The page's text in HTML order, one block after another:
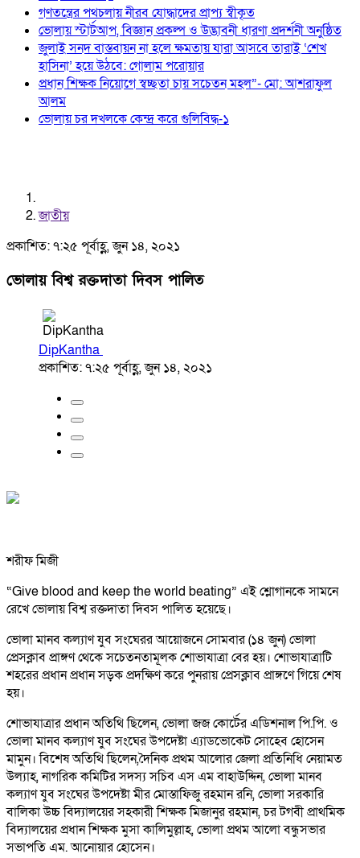
গণতন্ত্রের পথচলায় নীরব যোদ্ধাদের প্রাপ্য স্বীকৃত
ভোলায় স্টার্টআপ, বিজ্ঞান প্রকল্প ও উদ্ভাবনী ধারণা প্রদর্শনী অনুষ্ঠিত
জুলাই সনদ বাস্তবায়ন না হলে ক্ষমতায় যারা আসবে তারাই ‘শেখ
হাসিনা’ হয়ে উঠবে: গোলাম পরোয়ার
প্রধান শিক্ষক নিয়োগে স্বচ্ছতা চায় সচেতন মহল”- মো: আশরাফুল
আলম
ভোলায় চর দখলকে কেন্দ্র করে গুলিবিদ্ধ-১
জাতীয়
প্রকাশিত: ৭:২৫ পূর্বাহ্ণ, জুন ১৪, ২০২১
ভোলায় বিশ্ব রক্তদাতা দিবস পালিত
DipKantha
প্রকাশিত: ৭:২৫ পূর্বাহ্ণ, জুন ১৪, ২০২১
শরীফ মিজী
“Give blood and keep the world beating” এই শ্লোগানকে সামনে
রেখে ভোলায় বিশ্ব রক্তদাতা দিবস পালিত হয়েছে।
ভোলা মানব কল্যাণ যুব সংঘেরর আয়োজনে সোমবার (১৪ জুন) ভোলা
প্রেসক্লাব প্রাঙ্গণ থেকে সচেতনতামূলক শোভাযাত্রা বের হয়। শোভাযাত্রাটি
শহরের প্রধান প্রধান সড়ক প্রদক্ষিণ করে পুনরায় প্রেসক্লাব প্রাঙ্গণে গিয়ে শেষ
হয়।
শোভাযাত্রার প্রধান অতিথি ছিলেন, ভোলা জজ কোর্টের এডিশনাল পি.পি. ও
ভোলা মানব কল্যাণ যুব সংঘের উপদেষ্টা এ্যাডভোকেট সোহেব হোসেন
মামুন। বিশেষ অতিথি ছিলেন,দৈনিক প্রথম আলোর জেলা প্রতিনিধি নেয়ামত
উল্যাহ, নাগরিক কমিটির সদস্য সচিব এস এম বাহাউদ্দিন, ভোলা মানব
কল্যাণ যুব সংঘের উপদেষ্টা মীর মোস্তাফিজু রহমান রনি, ভোলা সরকারি
বালিকা উচ্চ বিদ্যালয়ের সহকারী শিক্ষক মিজানুর রহমান, চর টগবী প্রাথমিক
বিদ্যালয়ের প্রধান শিক্ষক মুসা কালিমুল্লাহ, ভোলা প্রথম আলো বন্ধুসভার
সভাপতি এম. আনোয়ার হোসেন।